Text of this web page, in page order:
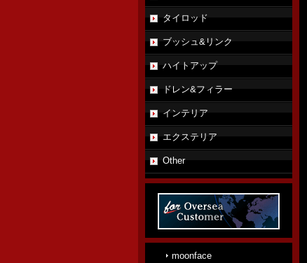
タイロッド
ブッシュ&リンク
ハイトアップ
ドレン&フィラー
インテリア
エクステリア
Other
moonface